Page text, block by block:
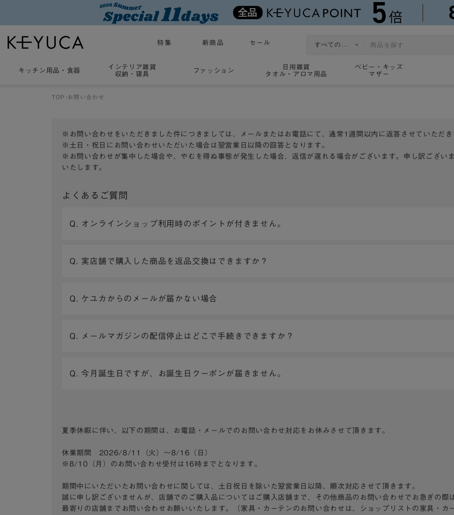
特集 新商品 セール
キッチン用品 ・ 食器
インテリア雑貨
収納・寝具
ファッション
日用雑貨
タオル・アロマ用品
ベビー・キッズ
マザー
TOP お問い合わせ
※お問い合わせをいただきました件につきましては、メールまたはお電話にて、通常1週間以内に返答させていただ
※土日・祝日にお問い合わせいただいた場合は翌営業日以降の回答となります。
※お問い合わせが集中した場合や、やむを得ぬ事態が発生した場合、返信が遅れる場合がございます。申し訳ござい
いたします。
よくあるご質問
Q. オンラインショップ利用時のポイントが付きません。
Q. 実店舗で購入した商品を返品交換はできますか？
Q. ケユカからのメールが届かない場合
Q. メールマガジンの配信停止はどこで手続きできますか？
Q. 今月誕生日ですが、お誕生日クーポンが届きません。
夏季休暇に伴い、以下の期間は、お電話・メールでのお問い合わせ対応をお休みさせて頂きます。
休業期間 2026/8/11（火）～8/16（日）
※8/10（月）のお問い合わせ受付は16時までとなります。
期間中にいただいたお問い合わせに関しては、土日祝日を除いた翌営業日以降、順次対応させて頂きます。
誠に申し訳ございませんが、店舗でのご購入品についてはご購入店舗まで、その他商品のお問い合わせでお急ぎの際
最寄りの店舗までお問い合わせお願いいたします。（家具・カーテンのお問い合わせは、ショップリストの家具・カ